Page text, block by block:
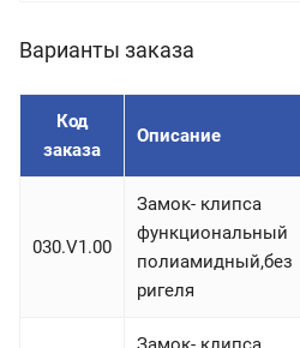
Варианты заказа
Код
заказа
Описание
030.V1.00
Замок- клипса
функциональный
полиамидный,без
ригеля